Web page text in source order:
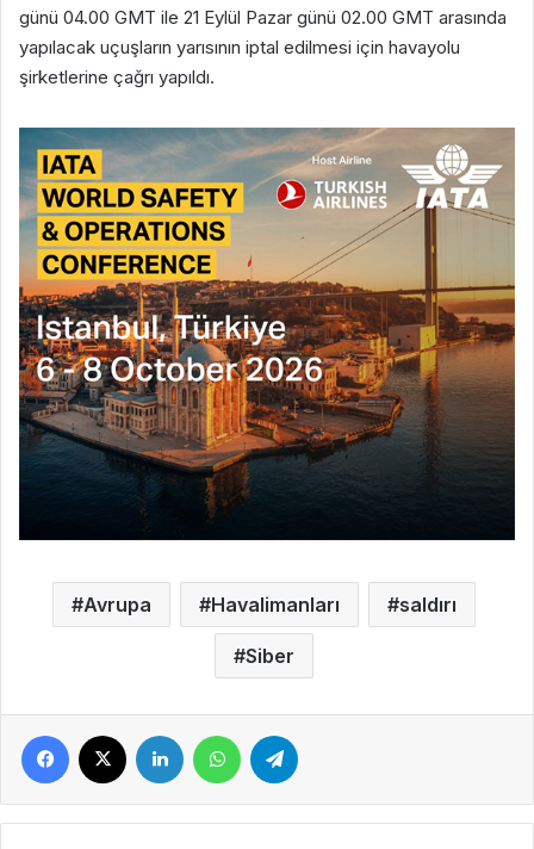
günü 04.00 GMT ile 21 Eylül Pazar günü 02.00 GMT arasında
yapılacak uçuşların yarısının iptal edilmesi için havayolu
şirketlerine çağrı yapıldı.
Avrupa Havalimanları saldırı
Siber
Facebook LinkedIn WhatsApp